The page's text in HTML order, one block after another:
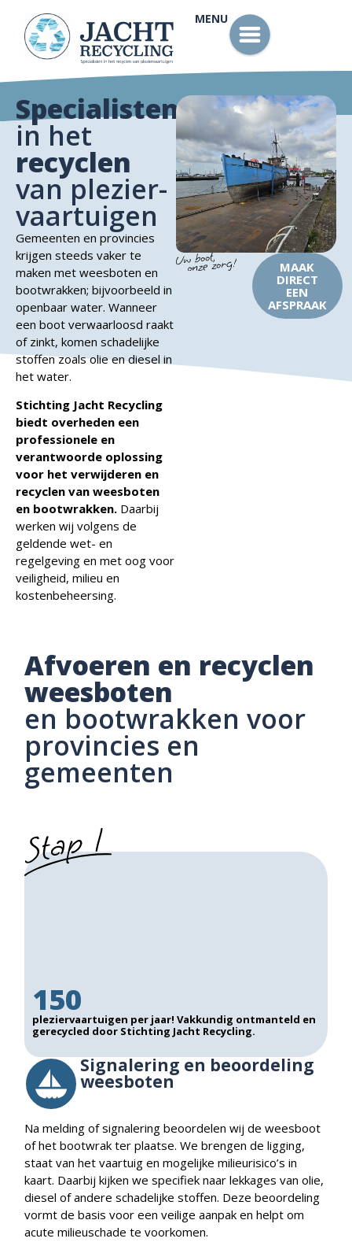
MENU
Specialisten
in het
recyclen
van plezier­
vaartuigen
Gemeenten en provincies
krijgen steeds vaker te
maken met weesboten en
bootwrakken; bijvoorbeeld in
openbaar water. Wanneer
een boot verwaarloosd raakt
of zinkt, komen schadelijke
stoffen zoals olie en diesel in
het water.
Stichting Jacht Recycling
biedt overheden een
professionele en
verantwoorde oplossing
voor het verwijderen en
recyclen van weesboten
en bootwrakken. Daarbij
werken wij volgens de
geldende wet- en
regelgeving en met oog voor
veiligheid, milieu en
kostenbeheersing.
MAAK
DIRECT
EEN
AFSPRAAK
Afvoeren en recyclen
weesboten
en bootwrakken voor
provincies en
gemeenten
150
pleziervaartuigen per jaar! Vakkundig ontmanteld en
gerecycled door Stichting Jacht Recycling.
Signalering en beoordeling
weesboten
Na melding of signalering beoordelen wij de weesboot
of het bootwrak ter plaatse. We brengen de ligging,
staat van het vaartuig en mogelijke milieurisico’s in
kaart. Daarbij kijken we specifiek naar lekkages van olie,
diesel of andere schadelijke stoffen. Deze beoordeling
vormt de basis voor een veilige aanpak en helpt om
acute milieuschade te voorkomen.